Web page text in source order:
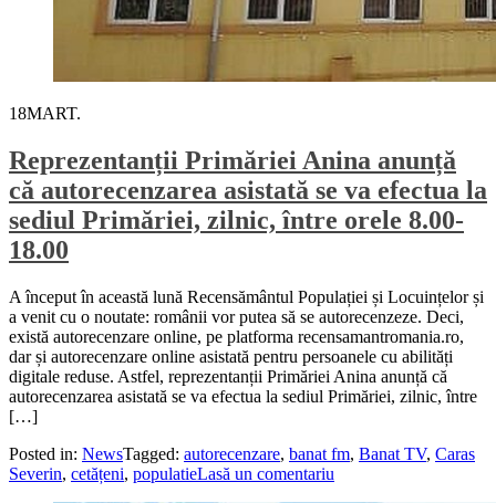
18MART.
Reprezentanții Primăriei Anina anunță
că autorecenzarea asistată se va efectua la
sediul Primăriei, zilnic, între orele 8.00-
18.00
A început în această lună Recensământul Populației și Locuințelor și
a venit cu o noutate: românii vor putea să se autorecenzeze. Deci,
există autorecenzare online, pe platforma recensamantromania.ro,
dar și autorecenzare online asistată pentru persoanele cu abilități
digitale reduse. Astfel, reprezentanții Primăriei Anina anunță că
autorecenzarea asistată se va efectua la sediul Primăriei, zilnic, între
[…]
Posted in: NewsTagged: autorecenzare, banat fm, Banat TV, Caras
Severin, cetățeni, populatieLasă un comentariu